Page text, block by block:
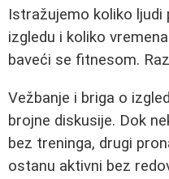
Istražujemo koliko ljudi
izgledu i koliko
baveći se fitnesom.
Vežbanje i briga o
brojne diskusije. Dok
bez treninga, drugi
ostanu aktivni bez